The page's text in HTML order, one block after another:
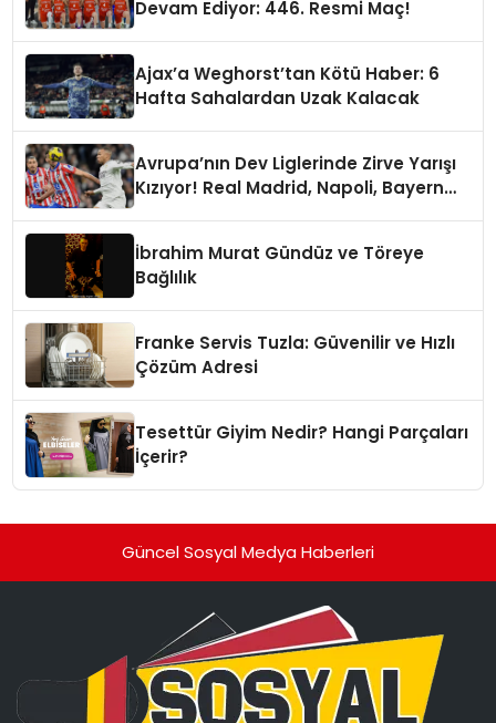
Devam Ediyor: 446. Resmi Maç!
Ajax’a Weghorst’tan Kötü Haber: 6
Hafta Sahalardan Uzak Kalacak
Avrupa’nın Dev Liglerinde Zirve Yarışı
Kızıyor! Real Madrid, Napoli, Bayern
İbrahim Murat Gündüz ve Töreye
Bağlılık
Franke Servis Tuzla: Güvenilir ve Hızlı
Çözüm Adresi
Tesettür Giyim Nedir? Hangi Parçaları
İçerir?
Güncel Sosyal Medya Haberleri